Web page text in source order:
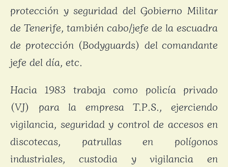
protección y seguridad del Gobierno Militar
de Tenerife, también cabo/jefe de la escuadra
de protección (Bodyguards) del comandante
jefe del día, etc.
Hacia 1983 trabaja como policía privado
(VJ) para la empresa T.P.S., ejerciendo
vigilancia, seguridad y control de accesos en
discotecas, patrullas en polígonos
industriales, custodia y vigilancia en